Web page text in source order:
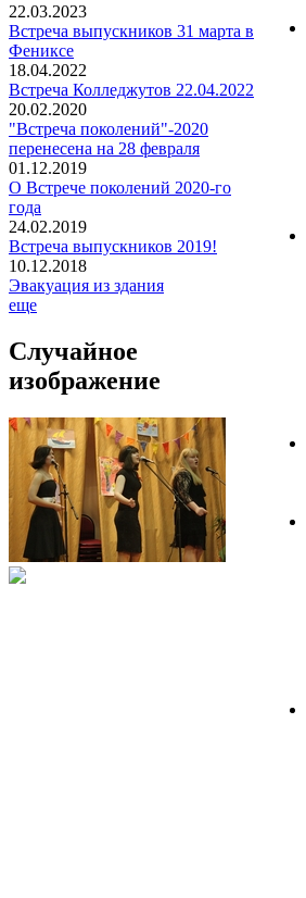
22.03.2023
Встреча выпускников 31 марта в
Фениксе
18.04.2022
Встреча Колледжутов 22.04.2022
20.02.2020
"Встреча поколений"-2020
перенесена на 28 февраля
01.12.2019
О Встрече поколений 2020-го
года
24.02.2019
Встреча выпускников 2019!
10.12.2018
Эвакуация из здания
еще
Случайное
изображение